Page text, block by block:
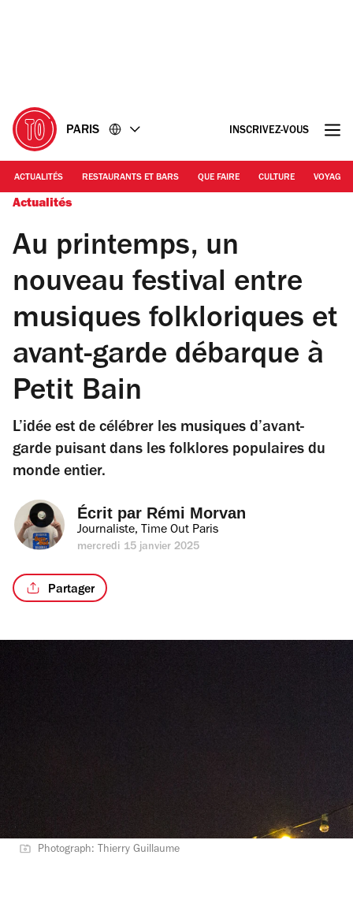
PARIS INSCRIVEZ-VOUS
ACTUALITÉS RESTAURANTS ET BARS QUE FAIRE CULTURE VOYAGE
Actualités
Au printemps, un
nouveau festival entre
musiques folkloriques et
avant-garde débarque à
Petit Bain
L’idée est de célébrer les musiques d’avant-
garde puisant dans les folklores populaires du
monde entier.
Écrit par Rémi Morvan
Journaliste, Time Out Paris
mercredi 15 janvier 2025
Partager
Photograph: Thierry Guillaume